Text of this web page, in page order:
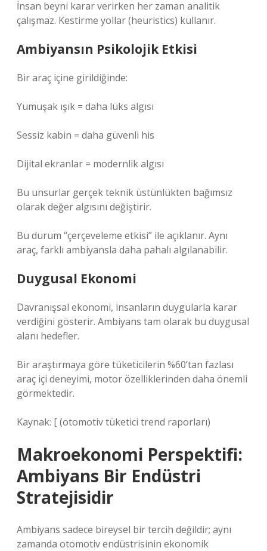
İnsan beyni karar verirken her zaman analitik
çalışmaz. Kestirme yollar (heuristics) kullanır.
Ambiyansın Psikolojik Etkisi
Bir araç içine girildiğinde:
Yumuşak ışık = daha lüks algısı
Sessiz kabin = daha güvenli his
Dijital ekranlar = modernlik algısı
Bu unsurlar gerçek teknik üstünlükten bağımsız
olarak değer algısını değiştirir.
Bu durum “çerçeveleme etkisi” ile açıklanır. Aynı
araç, farklı ambiyansla daha pahalı algılanabilir.
Duygusal Ekonomi
Davranışsal ekonomi, insanların duygularla karar
verdiğini gösterir. Ambiyans tam olarak bu duygusal
alanı hedefler.
Bir araştırmaya göre tüketicilerin %60’tan fazlası
araç içi deneyimi, motor özelliklerinden daha önemli
görmektedir.
Kaynak: [ (otomotiv tüketici trend raporları)
Makroekonomi Perspektifi:
Ambiyans Bir Endüstri
Stratejisidir
Ambiyans sadece bireysel bir tercih değildir; aynı
zamanda otomotiv endüstrisinin ekonomik